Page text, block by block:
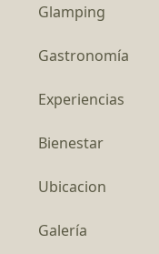
Glamping
Gastronomía
Experiencias
Bienestar
Ubicacion
Galería